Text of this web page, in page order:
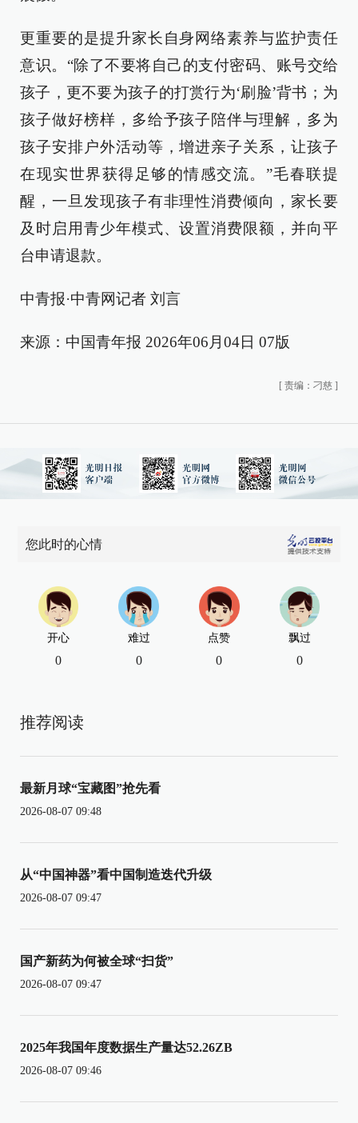
更重要的是提升家长自身网络素养与监护责任
意识。“除了不要将自己的支付密码、账号交给
孩子，更不要为孩子的打赏行为‘刷脸’背书；为
孩子做好榜样，多给予孩子陪伴与理解，多为
孩子安排户外活动等，增进亲子关系，让孩子
在现实世界获得足够的情感交流。”毛春联提
醒，一旦发现孩子有非理性消费倾向，家长要
及时启用青少年模式、设置消费限额，并向平
台申请退款。
中青报·中青网记者 刘言
来源：中国青年报 2026年06月04日 07版
[ 责编：刁慈 ]
您此时的心情
开心
0
难过
0
点赞
0
飘过
0
推荐阅读
最新月球“宝藏图”抢先看
2026-08-07 09:48
从“中国神器”看中国制造迭代升级
2026-08-07 09:47
国产新药为何被全球“扫货”
2026-08-07 09:47
2025年我国年度数据生产量达52.26ZB
2026-08-07 09:46